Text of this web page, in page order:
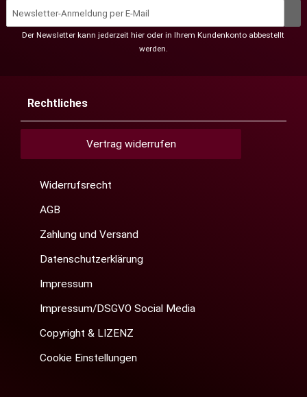
Der Newsletter kann jederzeit hier oder in Ihrem Kundenkonto abbestellt
werden.
Rechtliches
Vertrag widerrufen
Widerrufsrecht
AGB
Zahlung und Versand
Datenschutzerklärung
Impressum
Impressum/DSGVO Social Media
Copyright & LIZENZ
Cookie Einstellungen